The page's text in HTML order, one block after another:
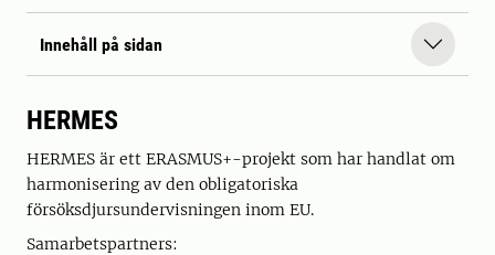
Innehåll på sidan
HERMES
HERMES är ett ERASMUS+-projekt som har handlat om
harmonisering av den obligatoriska
försöksdjursundervisningen inom EU.
Samarbetspartners: